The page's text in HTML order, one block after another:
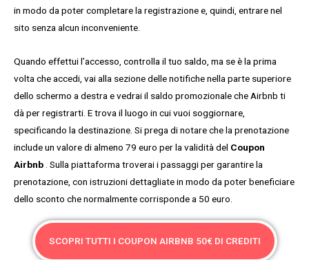
in modo da poter completare la registrazione e, quindi, entrare nel
sito senza alcun inconveniente.
Quando effettui l’accesso, controlla il tuo saldo, ma se è la prima
volta che accedi, vai alla sezione delle notifiche nella parte superiore
dello schermo a destra e vedrai il saldo promozionale che Airbnb ti
dà per registrarti. E trova il luogo in cui vuoi soggiornare,
specificando la destinazione. Si prega di notare che la prenotazione
include un valore di almeno 79 euro per la validità del Coupon
Airbnb . Sulla piattaforma troverai i passaggi per garantire la
prenotazione, con istruzioni dettagliate in modo da poter beneficiare
dello sconto che normalmente corrisponde a 50 euro.
SCOPRI TUTTI I COUPON AIRBNB 50€ DI CREDITI